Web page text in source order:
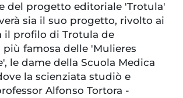
del progetto editoriale 'Trotula'
sia il suo progetto, rivolto ai
il profilo di Trotula de
più famosa delle 'Mulieres
le dame della Scuola Medica
la scienziata studiò e
Alfonso Tortora -